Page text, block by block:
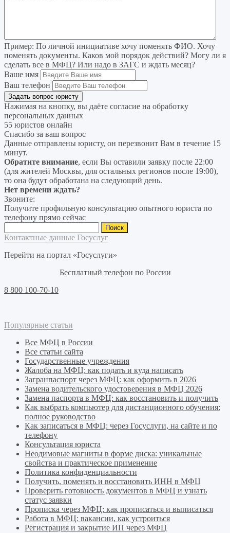
Пример: По личной инициативе хочу поменять ФИО. Хочу
поменять документы. Каков мой порядок действий? Могу ли я
сделать все в МФЦ? Или надо в ЗАГС и ждать месяц?
Ваше имя
Ваш телефон
Нажимая на кнопку, вы даёте согласие на обработку
персональных данных
55 юристов онлайн
Спасибо за ваш вопрос
Данные отправлены юристу, он перезвонит Вам в течение 15
минут.
Обратите внимание, если Вы оставили заявку после 22:00
(для жителей Москвы, для остальных регионов после 19:00),
то она будут обработана на следующий день.
Нет времени ждать?
Звоните:
Получите профильную консультацию опытного юриста по
телефону прямо сейчас
Контактные данные Госуслуг
Перейти на портал «Госуслуги»
Бесплатный телефон по России
8 800 100-70-10
Популярные статьи
Все МФЦ в России
Все статьи сайта
Государственные учреждения
Жалоба на МФЦ: как подать и куда написать
Загранпаспорт через МФЦ: как оформить в 2026
Замена водительского удостоверения в МФЦ 2026
Замена паспорта в МФЦ: как восстановить и получить
Как выбрать компьютер для дистанционного обучения:
полное руководство
Как записаться в МФЦ: через Госуслуги, на сайте и по
телефону
Консультация юриста
Неодимовые магниты в форме диска: уникальные
свойства и практическое применение
Политика конфиденциальности
Получить, поменять и восстановить ИНН в МФЦ
Проверить готовность документов в МФЦ и узнать
статус заявки
Прописка через МФЦ: как прописаться и выписаться
Работа в МФЦ: вакансии, как устроиться
Регистрация и закрытие ИП через МФЦ